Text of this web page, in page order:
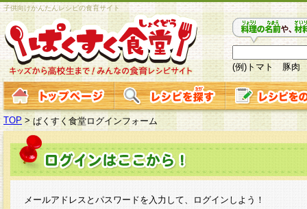
子供向けかんたんレシピの食育サイト
(例)トマト 豚肉
TOP > ぱくすく食堂ログインフォーム
メールアドレスとパスワードを入力して、ログインしよう！